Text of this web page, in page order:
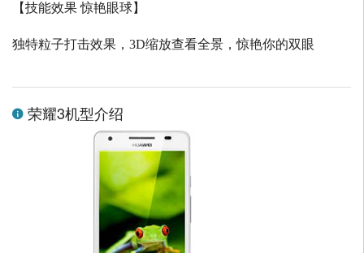
【技能效果 惊艳眼球】
独特粒子打击效果， 3D缩放查看全景，惊艳你的双眼
荣耀3机型介绍